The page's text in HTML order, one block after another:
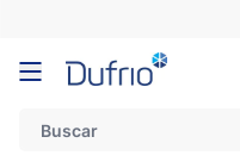
Pular para o conteúdo